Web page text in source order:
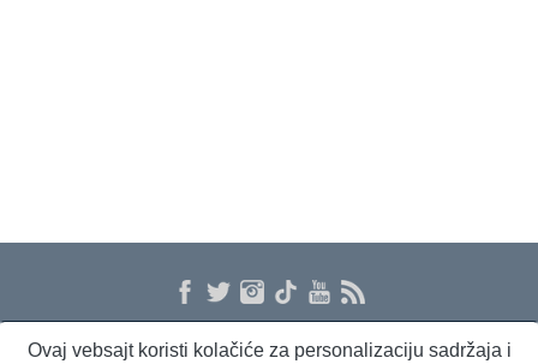
Ovaj vebsajt koristi kolačiće za personalizaciju sadržaja i